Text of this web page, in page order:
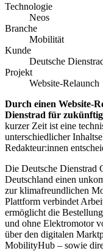
Technologie
Neos
Branche
Mobilität
Kunde
Deutsche
Projekt
Website-Relaunch
Durch einen Website-
Dienstrad für
kurzer Zeit ist eine
unterschiedlicher
Redakteur:innen
Die Deutsche Dienstrad
Deutschland einen
zur klimafreundlichen
Plattform verbindet
ermöglicht die
und ohne Elektromotor
über den digitalen
MobilityHub – sowie